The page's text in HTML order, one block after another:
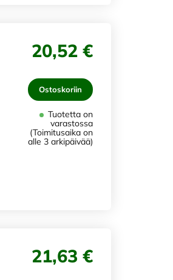
20,52 €
Ostoskoriin
Tuotetta on
varastossa
(Toimitusaika on
alle 3 arkipäivää)
21,63 €